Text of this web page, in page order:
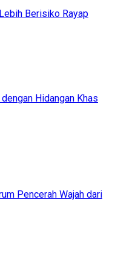
Berisiko Rayap
Hidangan Khas
Pencerah Wajah dari